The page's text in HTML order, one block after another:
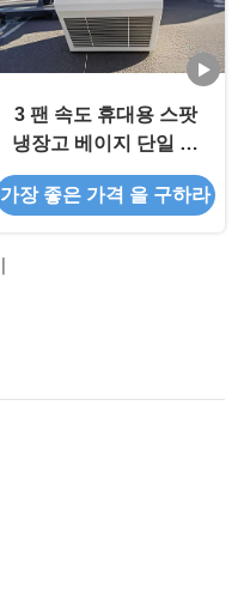
3 팬 속도 휴대용 스팟
냉장고 베이지 단일 튜
브 배기가스 상업용 스
팟 냉장고
가장 좋은 가격 을 구하라